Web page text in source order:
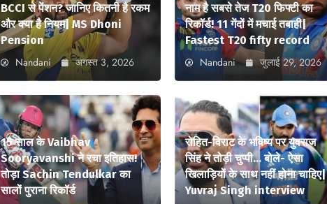
BCCI से पेंशन? जानिए कितनी है रकम
और क्या है नियम| MS Dhoni
Pension
Nandani अगस्त 3, 2026
नाम है सबसे तेज T20 फिफ्टी का
रिकॉर्ड! 11 गेंदों में मचाई तबाही|
Fastest T20 fifty record
Nandani जुलाई 29, 2026
15 साल के Vaibhav
Sooryavanshi ने रचा इतिहास!
तोड़ा Sachin Tendulkar का
सालों पुराना रिकॉर्ड
रोहित-विराट के भविष्य पर युवराज
सिंह ने तोड़ी चुप्पी… बोले- ऐसा
खिलाड़ियों के साथ नहीं होना चाहिए|
Yuvraj Singh interview